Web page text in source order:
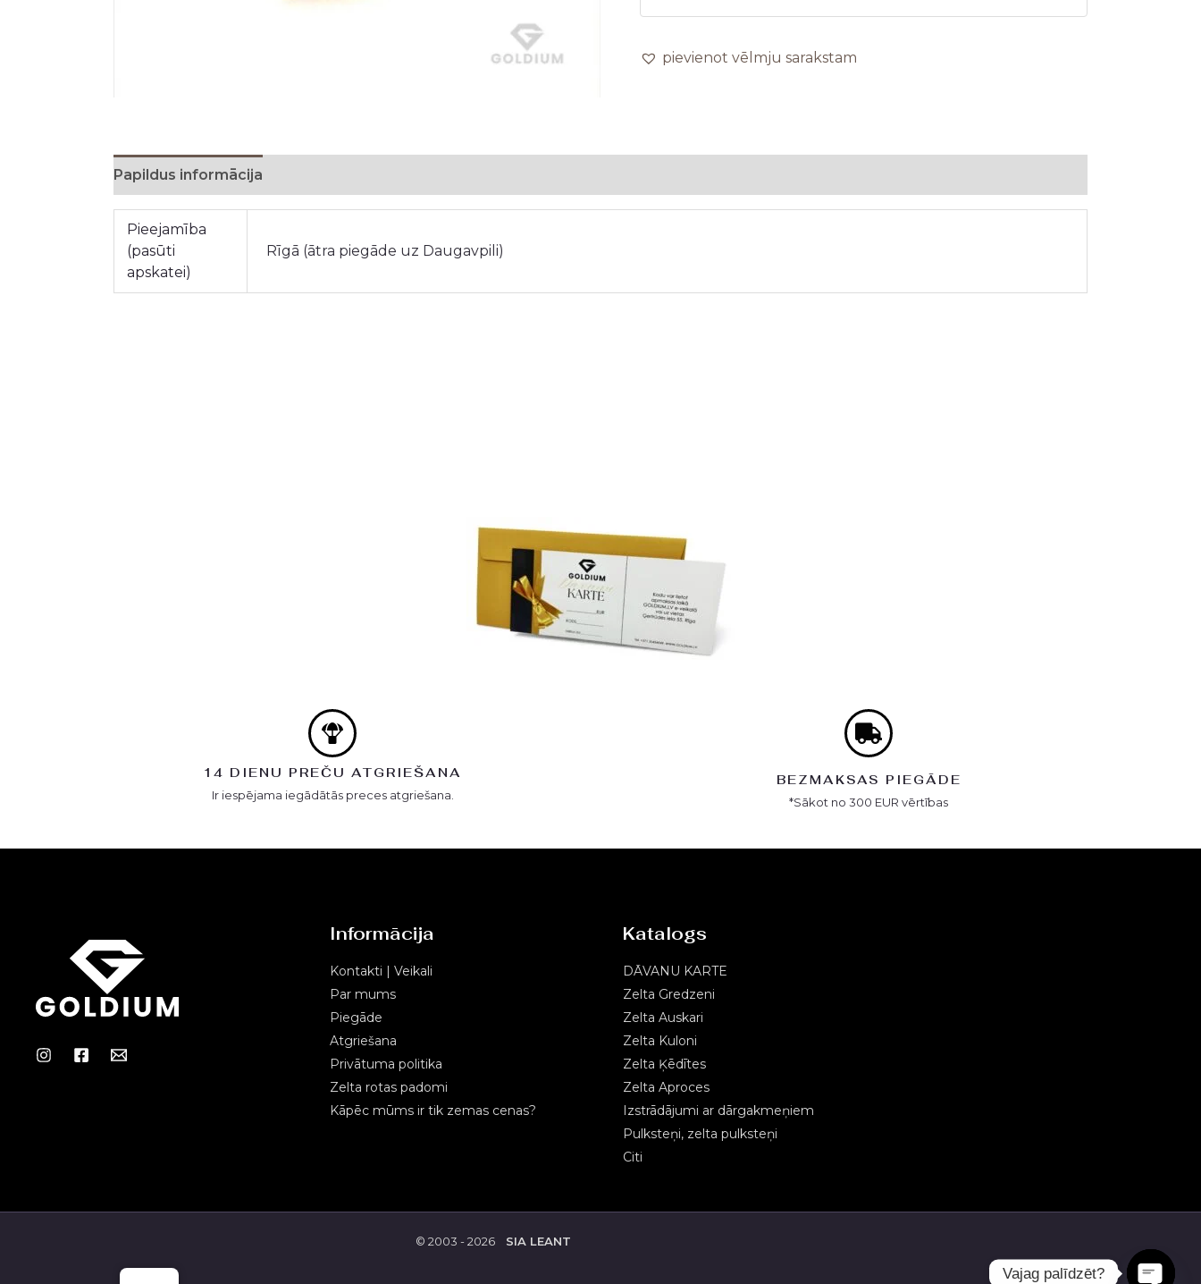
pievienot vēlmju sarakstam
Papildus informācija
Pieejamība
(pasūti
apskatei)
Rīgā (ātra piegāde uz Daugavpili)
14 DIENU PREČU ATGRIEŠANA
Ir iespējama iegādātās preces atgriešana.
BEZMAKSAS PIEGĀDE
*Sākot no 300 EUR vērtības
Informācija
Kontakti | Veikali
Par mums
Piegāde
Atgriešana
Privātuma politika
Zelta rotas padomi
Kāpēc mūms ir tik zemas cenas?
Katalogs
DĀVANU KARTE
Zelta Gredzeni
Zelta Auskari
Zelta Kuloni
Zelta Ķēdītes
Zelta Aproces
Izstrādājumi ar dārgakmeņiem
Pulksteņi, zelta pulksteņi
Citi
© 2003 - 2026 SIA LEANT
Vajag palīdzēt?